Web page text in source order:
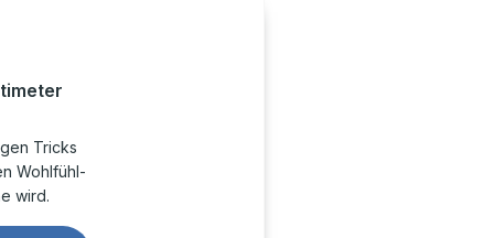
Tricks
Wohlfühl-
wird.